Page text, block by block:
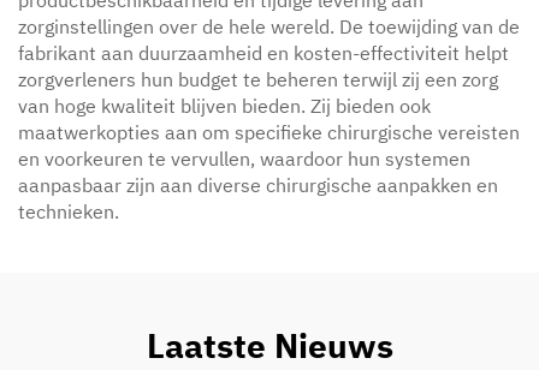
zorginstellingen over de hele wereld. De toewijding van de
fabrikant aan duurzaamheid en kosten-effectiviteit helpt
zorgverleners hun budget te beheren terwijl zij een zorg
van hoge kwaliteit blijven bieden. Zij bieden ook
maatwerkopties aan om specifieke chirurgische vereisten
en voorkeuren te vervullen, waardoor hun systemen
aanpasbaar zijn aan diverse chirurgische aanpakken en
technieken.
Laatste Nieuws